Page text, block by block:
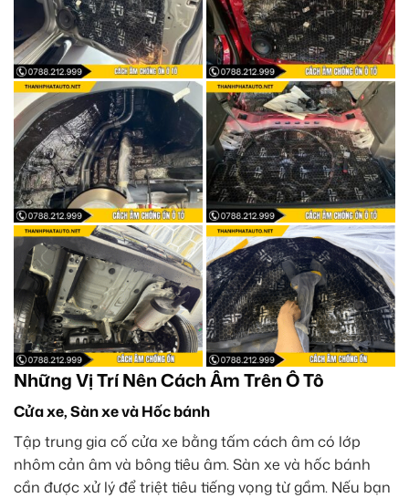
Những Vị Trí Nên Cách Âm Trên Ô Tô
Cửa xe, Sàn xe và Hốc bánh
Tập trung gia cố cửa xe bằng tấm cách âm có lớp
nhôm cản âm và bông tiêu âm. Sàn xe và hốc bánh
cần được xử lý để triệt tiêu tiếng vọng từ gầm. Nếu bạn